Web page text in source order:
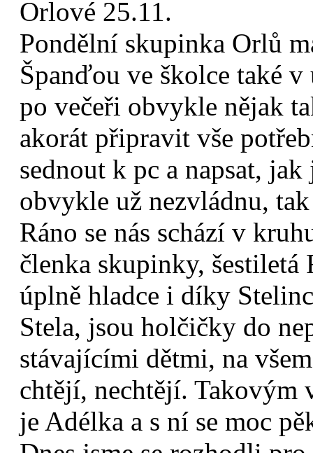
Orlové 25.11.
Pondělní skupinka Orlů
Španďou ve školce také
po večeři obvykle nějak
akorát připravit vše
sednout k pc a napsat,
obvykle už nezvládnu,
Ráno se nás schází v
členka skupinky, šestiletá
úplně hladce i díky
Stela, jsou holčičky do
stávajícími dětmi, na
chtějí, nechtějí. Takovým
je Adélka a s ní se moc